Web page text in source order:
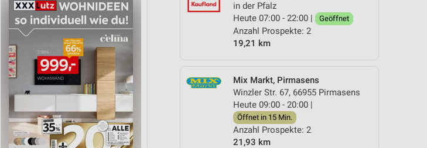
in der Pfalz
Heute 07:00 - 22:00 |
Geöffnet
Anzahl Prospekte: 2
19,21 km
Mix Markt, Pirmasens
Winzler Str. 67, 66955 Pirmasens
Heute 09:00 - 20:00 |
Öffnet in 15 Min.
Anzahl Prospekte: 2
21,93 km